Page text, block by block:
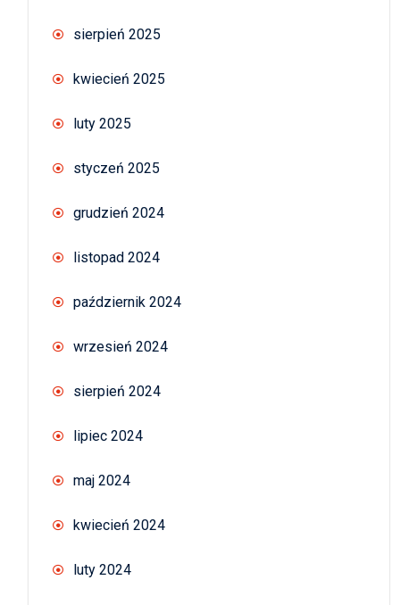
sierpień 2025
kwiecień 2025
luty 2025
styczeń 2025
grudzień 2024
listopad 2024
październik 2024
wrzesień 2024
sierpień 2024
lipiec 2024
maj 2024
kwiecień 2024
luty 2024